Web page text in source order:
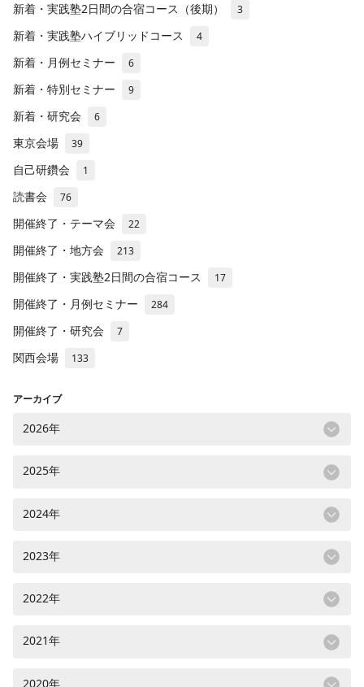
新着・実践塾2日間の合宿コース（後期） 3
新着・実践塾ハイブリッドコース 4
新着・月例セミナー 6
新着・特別セミナー 9
新着・研究会 6
東京会場 39
自己研鑽会 1
読書会 76
開催終了・テーマ会 22
開催終了・地方会 213
開催終了・実践塾2日間の合宿コース 17
開催終了・月例セミナー 284
開催終了・研究会 7
関西会場 133
アーカイブ
2026年
2025年
2024年
2023年
2022年
2021年
2020年